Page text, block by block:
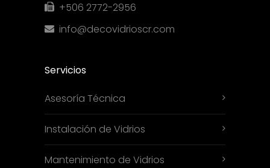
+506 2772-2956
info@decovidrioscr.com
Servicios
Asesoría Técnica
Instalación de Vidrios
Mantenimiento de Vidrios